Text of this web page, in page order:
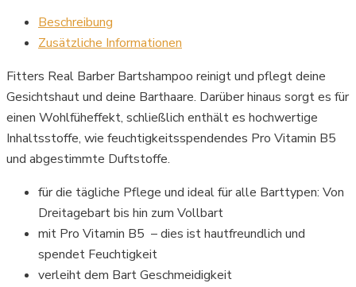
Beschreibung
Zusätzliche Informationen
Fitters Real Barber Bartshampoo reinigt und pflegt deine
Gesichtshaut und deine Barthaare. Darüber hinaus sorgt es für
einen Wohlfüheffekt, schließlich enthält es hochwertige
Inhaltsstoffe, wie feuchtigkeitsspendendes Pro Vitamin B5
und abgestimmte Duftstoffe.
für die tägliche Pflege und ideal für alle Barttypen: Von
Dreitagebart bis hin zum Vollbart
mit Pro Vitamin B5 – dies ist hautfreundlich und
spendet Feuchtigkeit
verleiht dem Bart Geschmeidigkeit